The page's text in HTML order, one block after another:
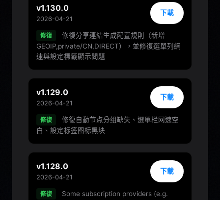
v1.130.0
2026-04-21
下載
修復
修復分享連結生成配置規則（新增
GEOIP,private/CN,DIRECT），並修復選單列網
速與設定標籤顯示問題
v1.129.0
2026-04-21
下載
修復
修復自動节点分组缺失、選單栏网速空
白、設定标签图标黑块
v1.128.0
2026-04-21
下載
修復
Some subscription providers (e.g.